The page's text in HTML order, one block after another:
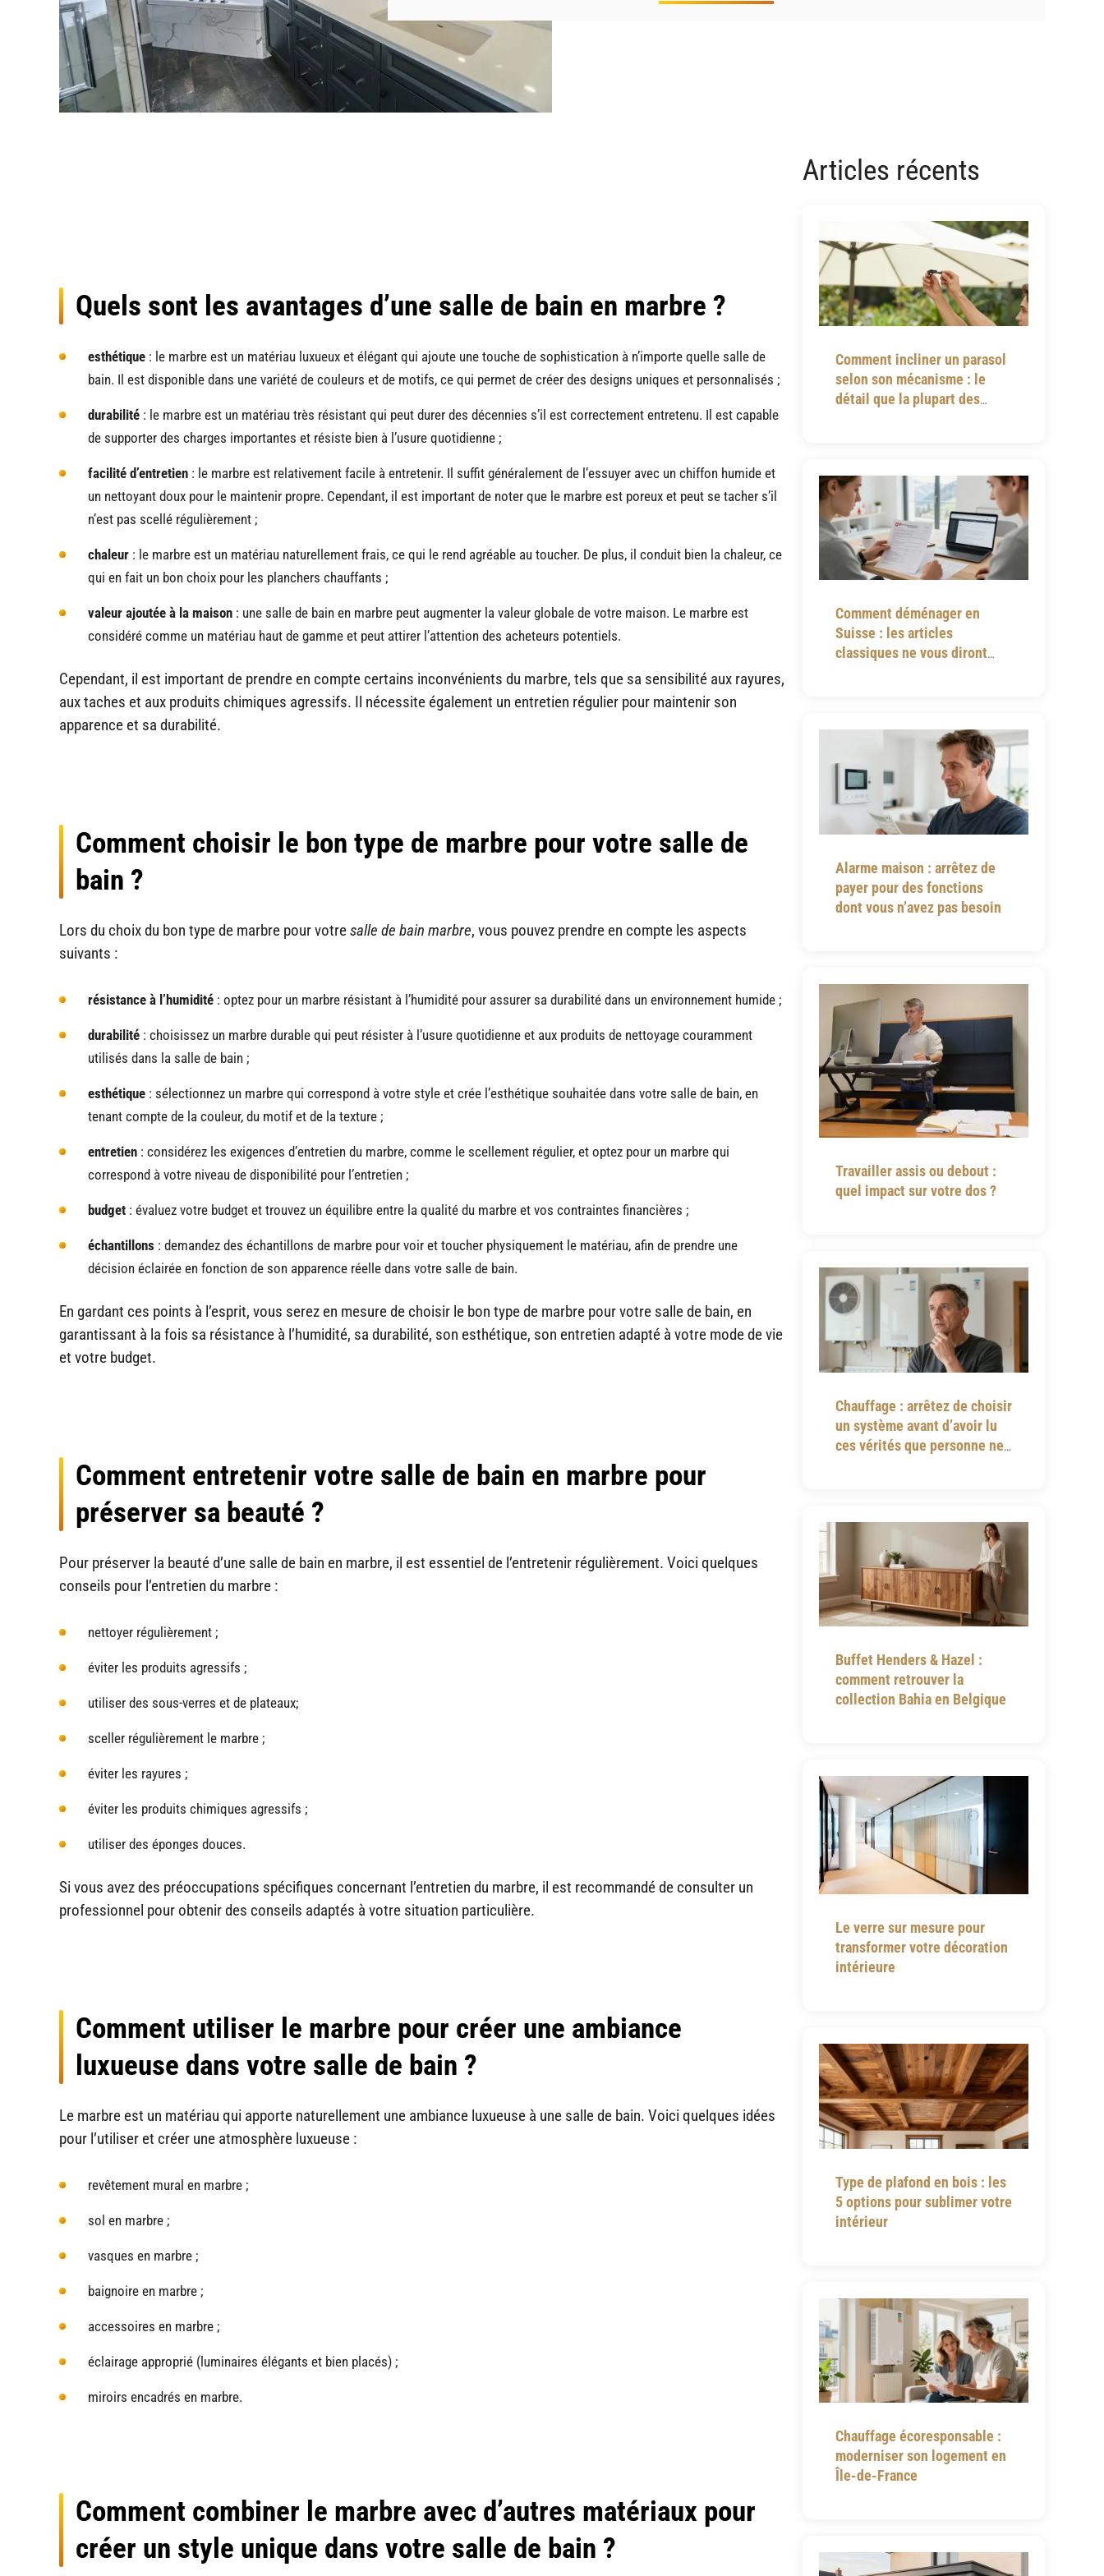
Quels sont les avantages d’une salle de bain en marbre ?
esthétique : le marbre est un matériau luxueux et élégant qui ajoute une touche de sophistication à n’importe quelle salle de
bain. Il est disponible dans une variété de couleurs et de motifs, ce qui permet de créer des designs uniques et personnalisés ;
durabilité : le marbre est un matériau très résistant qui peut durer des décennies s’il est correctement entretenu. Il est capable
de supporter des charges importantes et résiste bien à l’usure quotidienne ;
facilité d’entretien : le marbre est relativement facile à entretenir. Il suffit généralement de l’essuyer avec un chiffon humide et
un nettoyant doux pour le maintenir propre. Cependant, il est important de noter que le marbre est poreux et peut se tacher s’il
n’est pas scellé régulièrement ;
chaleur : le marbre est un matériau naturellement frais, ce qui le rend agréable au toucher. De plus, il conduit bien la chaleur, ce
qui en fait un bon choix pour les planchers chauffants ;
valeur ajoutée à la maison : une salle de bain en marbre peut augmenter la valeur globale de votre maison. Le marbre est
considéré comme un matériau haut de gamme et peut attirer l’attention des acheteurs potentiels.
Cependant, il est important de prendre en compte certains inconvénients du marbre, tels que sa sensibilité aux rayures,
aux taches et aux produits chimiques agressifs. Il nécessite également un entretien régulier pour maintenir son
apparence et sa durabilité.
Comment choisir le bon type de marbre pour votre salle de
bain ?
Lors du choix du bon type de marbre pour votresalle de bain marbre, vous pouvez prendre en compte les aspects
suivants :
résistance à l’humidité : optez pour un marbre résistant à l’humidité pour assurer sa durabilité dans un environnement humide ;
durabilité : choisissez un marbre durable qui peut résister à l’usure quotidienne et aux produits de nettoyage couramment
utilisés dans la salle de bain ;
esthétique : sélectionnez un marbre qui correspond à votre style et crée l’esthétique souhaitée dans votre salle de bain, en
tenant compte de la couleur, du motif et de la texture ;
entretien : considérez les exigences d’entretien du marbre, comme le scellement régulier, et optez pour un marbre qui
correspond à votre niveau de disponibilité pour l’entretien ;
budget : évaluez votre budget et trouvez un équilibre entre la qualité du marbre et vos contraintes financières ;
échantillons : demandez des échantillons de marbre pour voir et toucher physiquement le matériau, afin de prendre une
décision éclairée en fonction de son apparence réelle dans votre salle de bain.
En gardant ces points à l’esprit, vous serez en mesure de choisir le bon type de marbre pour votre salle de bain, en
garantissant à la fois sa résistance à l’humidité, sa durabilité, son esthétique, son entretien adapté à votre mode de vie
et votre budget.
Comment entretenir votre salle de bain en marbre pour
préserver sa beauté ?
Pour préserver la beauté d’une salle de bain en marbre, il est essentiel de l’entretenir régulièrement. Voici quelques
conseils pour l’entretien du marbre :
nettoyer régulièrement ;
éviter les produits agressifs ;
utiliser des sous-verres et de plateaux;
sceller régulièrement le marbre ;
éviter les rayures ;
éviter les produits chimiques agressifs ;
utiliser des éponges douces.
Si vous avez des préoccupations spécifiques concernant l’entretien du marbre, il est recommandé de consulter un
professionnel pour obtenir des conseils adaptés à votre situation particulière.
Comment utiliser le marbre pour créer une ambiance
luxueuse dans votre salle de bain ?
Le marbre est un matériau qui apporte naturellement une ambiance luxueuse à une salle de bain. Voici quelques idées
pour l’utiliser et créer une atmosphère luxueuse :
revêtement mural en marbre ;
sol en marbre ;
vasques en marbre ;
baignoire en marbre ;
accessoires en marbre ;
éclairage approprié (luminaires élégants et bien placés) ;
miroirs encadrés en marbre.
Comment combiner le marbre avec d’autres matériaux pour
créer un style unique dans votre salle de bain ?
Articles récents
Comment incliner un parasol
selon son mécanisme : le
détail que la plupart des
Comment déménager en
Suisse : les articles
classiques ne vous diront
Alarme maison : arrêtez de
payer pour des fonctions
dont vous n’avez pas besoin
Travailler assis ou debout :
quel impact sur votre dos ?
Chauffage : arrêtez de choisir
un système avant d’avoir lu
ces vérités que personne ne
Buffet Henders & Hazel :
comment retrouver la
collection Bahia en Belgique
Le verre sur mesure pour
transformer votre décoration
intérieure
Type de plafond en bois : les
5 options pour sublimer votre
intérieur
Chauffage écoresponsable :
moderniser son logement en
Île-de-France